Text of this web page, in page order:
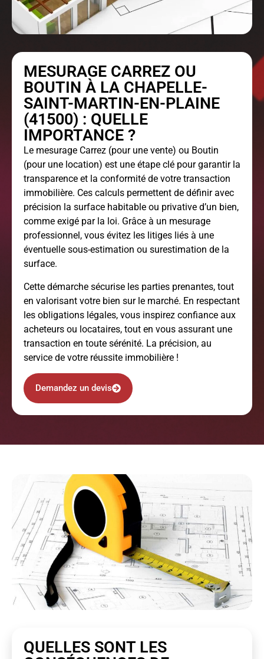
MESURAGE CARREZ OU
BOUTIN À LA CHAPELLE-
SAINT-MARTIN-EN-PLAINE
(41500) : QUELLE
IMPORTANCE ?
Le mesurage Carrez (pour une vente) ou Boutin
(pour une location) est une étape clé pour garantir la
transparence et la conformité de votre transaction
immobilière. Ces calculs permettent de définir avec
précision la surface habitable ou privative d’un bien,
comme exigé par la loi. Grâce à un mesurage
professionnel, vous évitez les litiges liés à une
éventuelle sous-estimation ou surestimation de la
surface.
Cette démarche sécurise les parties prenantes, tout
en valorisant votre bien sur le marché. En respectant
les obligations légales, vous inspirez confiance aux
acheteurs ou locataires, tout en vous assurant une
transaction en toute sérénité. La précision, au
service de votre réussite immobilière !
Demandez un devis
QUELLES SONT LES